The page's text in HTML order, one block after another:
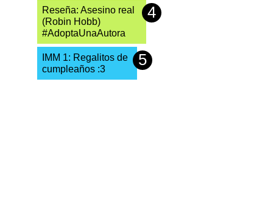
Reseña: Asesino real
(Robin Hobb)
#AdoptaUnaAutora
IMM 1: Regalitos de
cumpleaños :3